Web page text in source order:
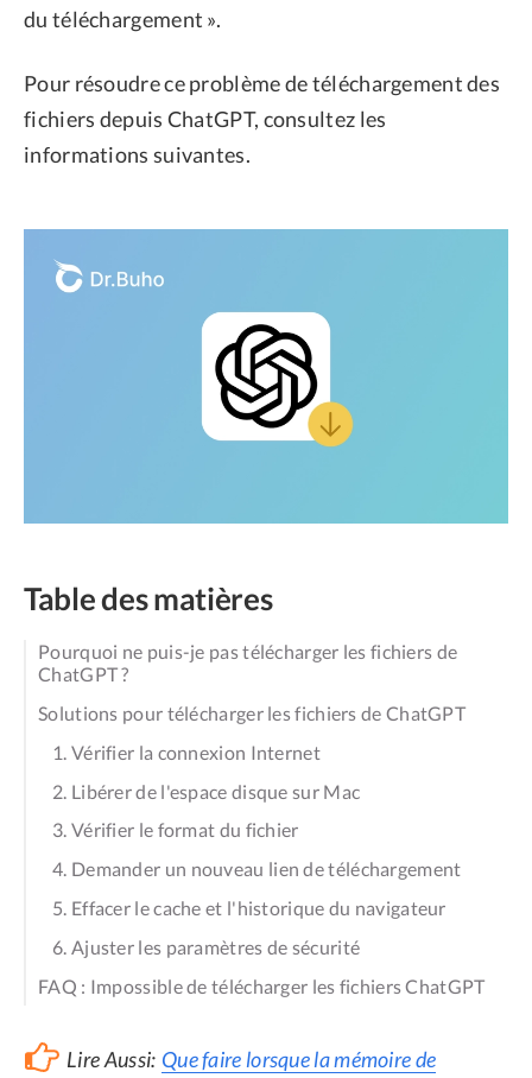
du téléchargement ».
Pour résoudre ce problème de téléchargement des
fichiers depuis ChatGPT, consultez les
informations suivantes.
Table des matières
Pourquoi ne puis-je pas télécharger les fichiers de
ChatGPT ?
Solutions pour télécharger les fichiers de ChatGPT
1. Vérifier la connexion Internet
2. Libérer de l'espace disque sur Mac
3. Vérifier le format du fichier
4. Demander un nouveau lien de téléchargement
5. Effacer le cache et l'historique du navigateur
6. Ajuster les paramètres de sécurité
FAQ : Impossible de télécharger les fichiers ChatGPT
Lire Aussi: Que faire lorsque la mémoire de